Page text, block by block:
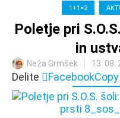
1+1=2
Poletje pri
in
Neža Grmšek 13. 08.
Delite Facebook